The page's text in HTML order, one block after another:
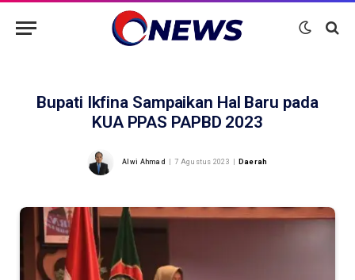
Bupati Ikfina Sampaikan Hal Baru pada
KUA PPAS PAPBD 2023
Alwi Ahmad 7 Agustus 2023 Daerah